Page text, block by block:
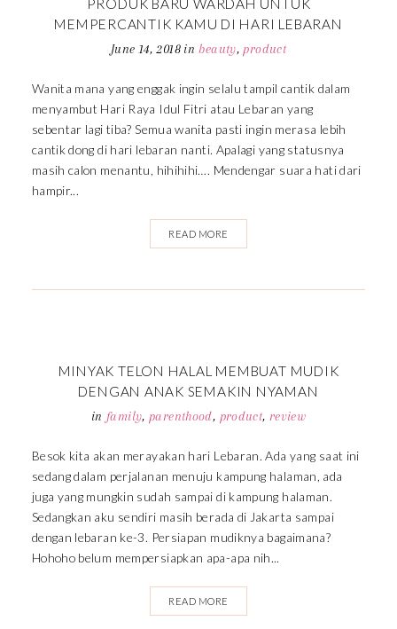
PRODUK BARU WARDAH UNTUK
MEMPERCANTIK KAMU DI HARI LEBARAN
June 14, 2018 in beauty, product
Wanita mana yang enggak ingin selalu tampil cantik dalam
menyambut Hari Raya Idul Fitri atau Lebaran yang
sebentar lagi tiba? Semua wanita pasti ingin merasa lebih
cantik dong di hari lebaran nanti. Apalagi yang statusnya
masih calon menantu, hihihihi…. Mendengar suara hati dari
hampir...
READ MORE
MINYAK TELON HALAL MEMBUAT MUDIK
DENGAN ANAK SEMAKIN NYAMAN
in family, parenthood, product, review
Besok kita akan merayakan hari Lebaran. Ada yang saat ini
sedang dalam perjalanan menuju kampung halaman, ada
juga yang mungkin sudah sampai di kampung halaman.
Sedangkan aku sendiri masih berada di Jakarta sampai
dengan lebaran ke-3. Persiapan mudiknya bagaimana?
Hohoho belum mempersiapkan apa-apa nih...
READ MORE